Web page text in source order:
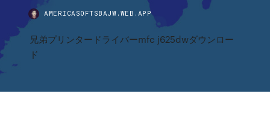
AMERICASOFTSBAJW.WEB.APP
兄弟プリンタードライバーmfc j625dwダウンロー
ド